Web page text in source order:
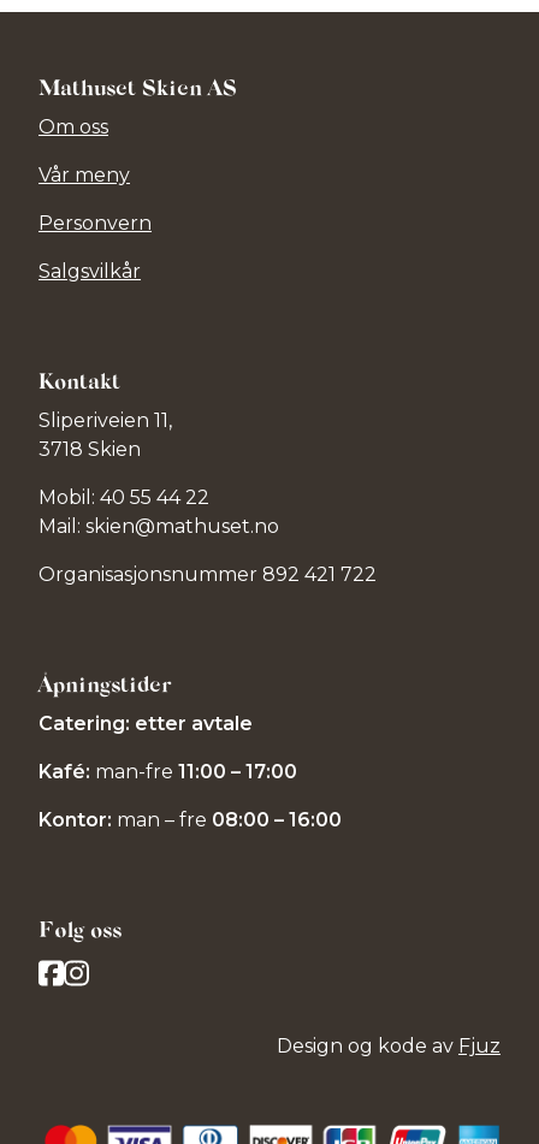
Mathuset Skien AS
Om oss
Vår meny
Personvern
Salgsvilkår
Kontakt
Sliperiveien 11,
3718 Skien
Mobil: 40 55 44 22
Mail: skien@mathuset.no
Organisasjonsnummer 892 421 722
Åpningstider
Catering: etter avtale
Kafé: man-fre 11:00 – 17:00
Kontor: man – fre 08:00 – 16:00
Følg oss
Design og kode av Fjuz